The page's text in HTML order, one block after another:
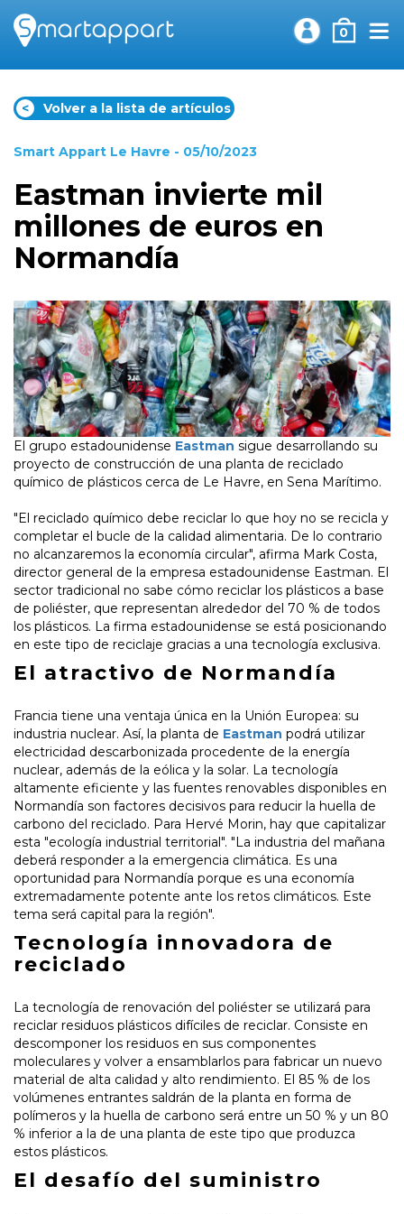
0
< Volver a la lista de artículos
Smart Appart Le Havre - 05/10/2023
Eastman invierte mil
millones de euros en
Normandía
El grupo estadounidense Eastman sigue desarrollando su
proyecto de construcción de una planta de reciclado
químico de plásticos cerca de Le Havre, en Sena Marítimo.
"El reciclado químico debe reciclar lo que hoy no se recicla y
completar el bucle de la calidad alimentaria. De lo contrario
no alcanzaremos la economía circular", afirma Mark Costa,
director general de la empresa estadounidense Eastman. El
sector tradicional no sabe cómo reciclar los plásticos a base
de poliéster, que representan alrededor del 70 % de todos
los plásticos. La firma estadounidense se está posicionando
en este tipo de reciclaje gracias a una tecnología exclusiva.
El atractivo de Normandía
Francia tiene una ventaja única en la Unión Europea: su
industria nuclear. Así, la planta de Eastman podrá utilizar
electricidad descarbonizada procedente de la energía
nuclear, además de la eólica y la solar. La tecnología
altamente eficiente y las fuentes renovables disponibles en
Normandía son factores decisivos para reducir la huella de
carbono del reciclado. Para Hervé Morin, hay que capitalizar
esta "ecología industrial territorial". "La industria del mañana
deberá responder a la emergencia climática. Es una
oportunidad para Normandía porque es una economía
extremadamente potente ante los retos climáticos. Este
tema será capital para la región".
Tecnología innovadora de
reciclado
La tecnología de renovación del poliéster se utilizará para
reciclar residuos plásticos difíciles de reciclar. Consiste en
descomponer los residuos en sus componentes
moleculares y volver a ensamblarlos para fabricar un nuevo
material de alta calidad y alto rendimiento. El 85 % de los
volúmenes entrantes saldrán de la planta en forma de
polímeros y la huella de carbono será entre un 50 % y un 80
% inferior a la de una planta de este tipo que produzca
estos plásticos.
El desafío del suministro